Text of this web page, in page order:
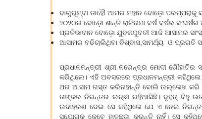
ବାଗୁରୁମ୍ବା ଡାହୌ ଆମର ମହାନ ବୋଡ଼ୋ ପରମ୍ପରାକୁ
୨୦୨୦ର ବୋଡ଼ୋ ଶାନ୍ତି ରାଜିନାମା ବର୍ଷ ବର୍ଷର
ପ୍ରତିଭାବାନ ବୋଡ଼ୋ ଯୁବକଯୁବତୀ ଆଜି ଆସାମର
ଆସାମର ବଢିଚାଲିଥିବା ବିଶ୍ବାସ,ସାମର୍ଥ୍ୟ ଓ ପ୍ରଗତି
ପ୍ରଧାନମନ୍ତ୍ରୀ ଶ୍ରୀ ନରେନ୍ଦ୍ର ମୋଦୀ
କରିଥିଲେ। ଏହି ଅବସରରେ ପ୍ରଧାନମନ୍ତ୍ରୀ
ଥର ଆସାମ ଗସ୍ତ କରିନାହାନ୍ତି ବୋଲି ଉଲ୍ଲେଖ କରି
ତାଙ୍କର ନିରନ୍ତର ଇଚ୍ଛା ରହିଆସିଛି। ବୃହତ୍ ବିହୁ
ଉଦାହରଣ ଦେଇ ସେ କହିଥିଲେ ଯେ ଏ ନେଇ
ସୁଯୋଗକୁ କେବେ ହାତଛଡ଼ା କରନ୍ତି ନାହିଁ। ସେ